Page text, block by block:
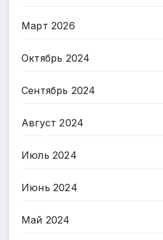
Март 2026
Октябрь 2024
Сентябрь 2024
Август 2024
Июль 2024
Июнь 2024
Май 2024